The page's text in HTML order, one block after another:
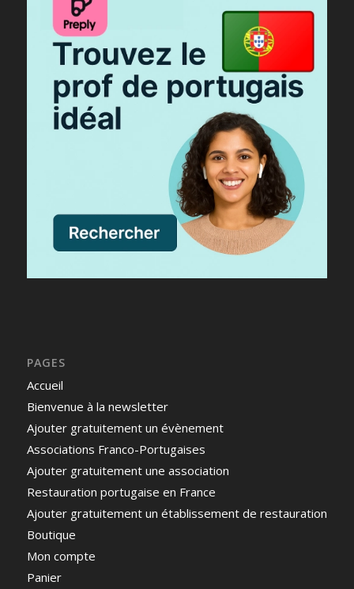
PAGES
Accueil
Bienvenue à la newsletter
Ajouter gratuitement un évènement
Associations Franco-Portugaises
Ajouter gratuitement une association
Restauration portugaise en France
Ajouter gratuitement un établissement de restauration
Boutique
Mon compte
Panier